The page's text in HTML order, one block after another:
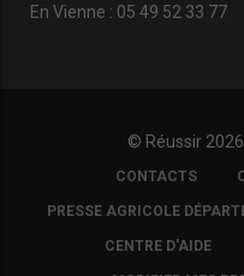
En Vienne : 05 49 52 33 77
© Réussir
COPYRIGHTCONTACTS
PRESSE AGRICOLE
CENTRE D'AIDE